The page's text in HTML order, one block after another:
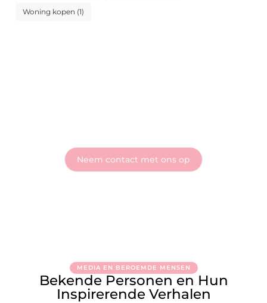
Woning kopen (1)
Neem contact met ons op
MEDIA EN BEROEMDE MENSEN
Bekende Personen en Hun
Inspirerende Verhalen